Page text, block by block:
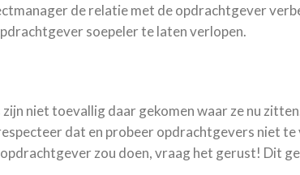
de relatie met de opdrachtgever
soepeler te laten verlopen.
niet toevallig daar gekomen waar ze nu
dat en probeer opdrachtgevers niet
zou doen, vraag het gerust! Dit